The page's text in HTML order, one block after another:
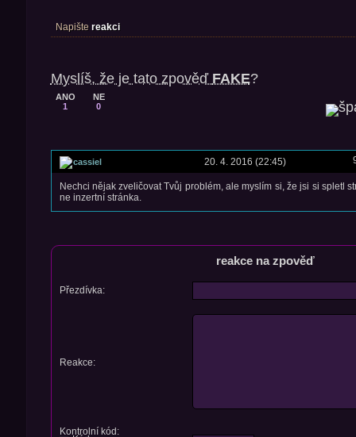
Napište reakci
Myslíš, že je tato zpověď FAKE?
ANO
1
NE
0
cassiel 20. 4. 2016 (22:45)
Nechci nějak zveličovat Tvůj problém, ale myslím si, že jsi si spletl
ne inzertní stránka.
reakce na zpověď
Přezdívka:
Reakce:
Kontrolní kód: